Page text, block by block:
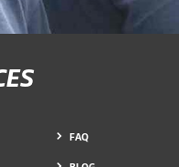
FAQ